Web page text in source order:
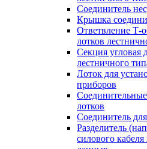
Соединитель
Крышка
Ответвление Т-
лотков
Секция угловая
лестничного
Лоток для
приборов
лотков
Соединитель
Разделитель
силового